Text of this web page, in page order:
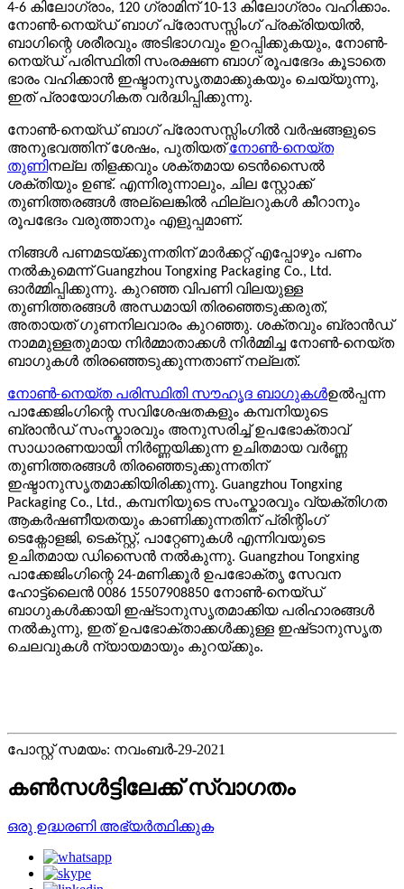
4-6 കിലോഗ്രാം, 120 ഗ്രാമിന് 10-13 കിലോഗ്രാം വഹിക്കാം.
നോൺ-നെയ്‌ഡ് ബാഗ് പ്രോസസ്സിംഗ് പ്രക്രിയയിൽ,
ബാഗിന്റെ ശരീരവും അടിഭാഗവും ഉറപ്പിക്കുകയും, നോൺ-
നെയ്‌ഡ് പരിസ്ഥിതി സംരക്ഷണ ബാഗ് രൂപഭേദം കൂടാതെ
ഭാരം വഹിക്കാൻ ഇഷ്ടാനുസൃതമാക്കുകയും ചെയ്യുന്നു,
ഇത് പ്രായോഗികത വർദ്ധിപ്പിക്കുന്നു.
നോൺ-നെയ്‌ഡ് ബാഗ് പ്രോസസ്സിംഗിൽ വർഷങ്ങളുടെ
അനുഭവത്തിന് ശേഷം, പുതിയത്നോൺ-നെയ്ത
തുണിനല്ല തിളക്കവും ശക്തമായ ടെൻസൈൽ
ശക്തിയും ഉണ്ട്. എന്നിരുന്നാലും, ചില സ്റ്റോക്ക്
തുണിത്തരങ്ങൾ അല്ലെങ്കിൽ ഫില്ലറുകൾ കീറാനും
രൂപഭേദം വരുത്താനും എളുപ്പമാണ്.
നിങ്ങൾ പണമടയ്ക്കുന്നതിന് മാർക്കറ്റ് എപ്പോഴും പണം
നൽകുമെന്ന് Guangzhou Tongxing Packaging Co., Ltd.
ഓർമ്മിപ്പിക്കുന്നു. കുറഞ്ഞ വിപണി വിലയുള്ള
തുണിത്തരങ്ങൾ അന്ധമായി തിരഞ്ഞെടുക്കരുത്,
അതായത് ഗുണനിലവാരം കുറഞ്ഞു. ശക്തവും ബ്രാൻഡ്
നാമമുള്ളതുമായ നിർമ്മാതാക്കൾ നിർമ്മിച്ച നോൺ-നെയ്ത
ബാഗുകൾ തിരഞ്ഞെടുക്കുന്നതാണ് നല്ലത്.
നോൺ-നെയ്ത പരിസ്ഥിതി സൗഹൃദ ബാഗുകൾഉൽപ്പന്ന
പാക്കേജിംഗിന്റെ സവിശേഷതകളും കമ്പനിയുടെ
ബ്രാൻഡ് സംസ്കാരവും അനുസരിച്ച് ഉപഭോക്താവ്
സാധാരണയായി നിർണ്ണയിക്കുന്ന ഉചിതമായ വർണ്ണ
തുണിത്തരങ്ങൾ തിരഞ്ഞെടുക്കുന്നതിന്
ഇഷ്ടാനുസൃതമാക്കിയിരിക്കുന്നു. Guangzhou Tongxing
Packaging Co., Ltd., കമ്പനിയുടെ സംസ്കാരവും വ്യക്തിഗത
ആകർഷണീയതയും കാണിക്കുന്നതിന് പ്രിന്റിംഗ്
ടെക്നോളജി, ടെക്സ്റ്റ്, പാറ്റേണുകൾ എന്നിവയുടെ
ഉചിതമായ ഡിസൈൻ നൽകുന്നു. Guangzhou Tongxing
പാക്കേജിംഗിന്റെ 24-മണിക്കൂർ ഉപഭോക്തൃ സേവന
ഹോട്ട്‌ലൈൻ 0086 15507908850 നോൺ-നെയ്‌ഡ്
ബാഗുകൾക്കായി ഇഷ്‌ടാനുസൃതമാക്കിയ പരിഹാരങ്ങൾ
നൽകുന്നു, ഇത് ഉപഭോക്താക്കൾക്കുള്ള ഇഷ്‌ടാനുസൃത
ചെലവുകൾ ന്യായമായും കുറയ്ക്കും.
പോസ്റ്റ് സമയം: നവംബർ-29-2021
കൺസൾട്ടിലേക്ക് സ്വാഗതം
ഒരു ഉദ്ധരണി അഭ്യർത്ഥിക്കുക